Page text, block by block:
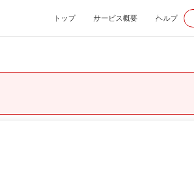
トップ サービス概要 ヘルプ